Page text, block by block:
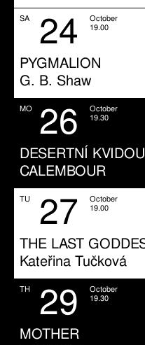
SA 24
October
19.00
PYGMALION
G. B. Shaw
MO 26
October
19.30
DESERTNÍ
CALEMBOUR
TU 27
October
19.00
THE LAST
Kateřina Tučková
TH 29
October
19.30
MOTHER